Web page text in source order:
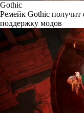
Gothic
Ремейк Gothic
поддержку модов